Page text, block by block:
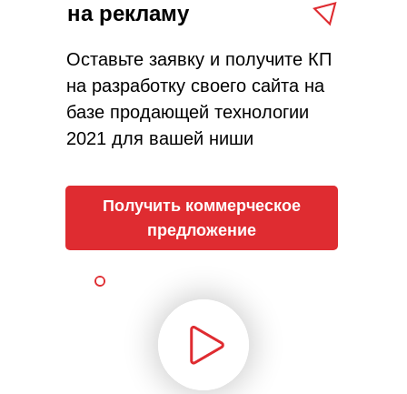
на рекламу
Оставьте заявку и получите КП
на разработку своего сайта на
базе продающей технологии
2021 для вашей ниши
Получить коммерческое
предложение